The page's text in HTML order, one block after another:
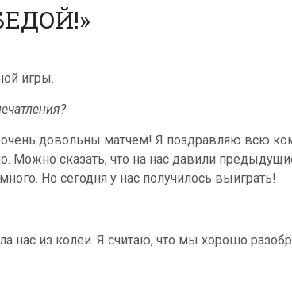
игры.
очень довольны матчем! Я поздравляю всю
Можно сказать, что на нас давили
Но сегодня у нас получилось выиграть!
нас из колеи. Я считаю, что мы хорошо